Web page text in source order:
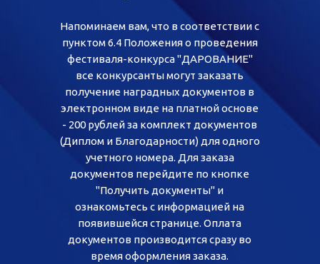
Напоминаем вам, что в соответствии с
пунктом 6.4 Положения о проведения
фестиваля-конкурса "ДАРОВАНИЕ"
все конкурсанты могут заказать
получение наградных документов в
электронном виде на платной основе
- 200 рублей за комплект документов
(Диплом и Благодарности) для одного
учетного номера. Для заказа
документов перейдите по кнопке
"Получить документы" и
ознакомьтесь с информацией на
появившейся странице. Оплата
документов производится сразу во
время оформления заказа.